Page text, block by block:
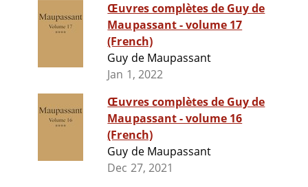
Œuvres complètes de Guy de
Maupassant - volume 17
(French)
Guy de Maupassant
Jan 1, 2022
Œuvres complètes de Guy de
Maupassant - volume 16
(French)
Guy de Maupassant
Dec 27, 2021